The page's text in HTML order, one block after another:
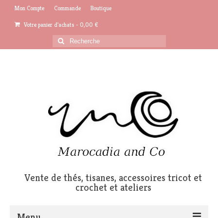
Mon Compte Commande Boutique
Votre panier d'achats - 0,00 €
Rechercher
:
Vente de thés, tisanes, accessoires tricot et
crochet et ateliers